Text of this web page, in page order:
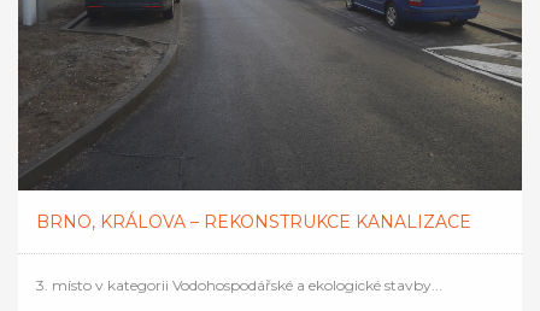
BRNO, KRÁLOVA – REKONSTRUKCE KANALIZACE
3. místo v kategorii Vodohospodářské a ekologické stavby...